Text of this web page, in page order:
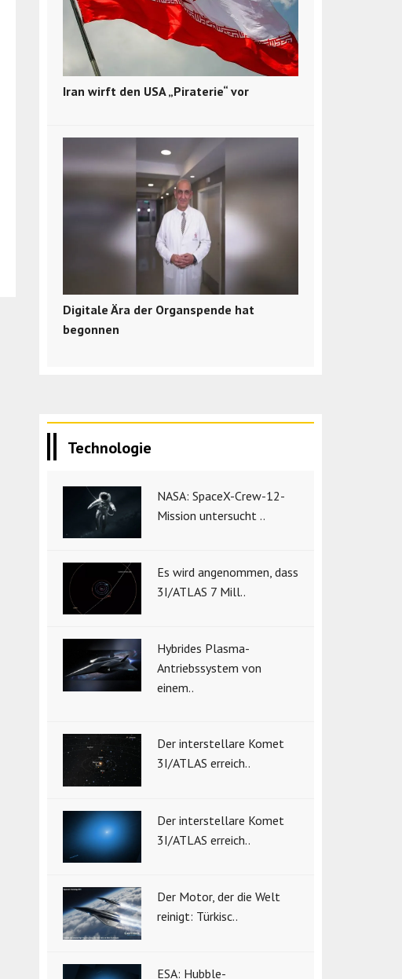
Iran wirft den USA „Piraterie“ vor
Digitale Ära der Organspende hat
begonnen
Technologie
NASA: SpaceX-Crew-12-
Mission untersucht ..
Es wird angenommen, dass
3I/ATLAS 7 Mill..
Hybrides Plasma-
Antriebssystem von
einem..
Der interstellare Komet
3I/ATLAS erreich..
Der interstellare Komet
3I/ATLAS erreich..
Der Motor, der die Welt
reinigt: Türkisc..
ESA: Hubble-